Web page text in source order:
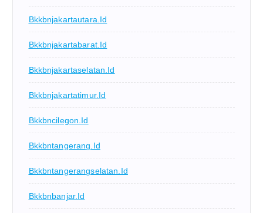
Bkkbnjakartautara.id
Bkkbnjakartabarat.id
Bkkbnjakartaselatan.id
Bkkbnjakartatimur.id
Bkkbncilegon.id
Bkkbntangerang.id
Bkkbntangerangselatan.id
Bkkbnbanjar.id